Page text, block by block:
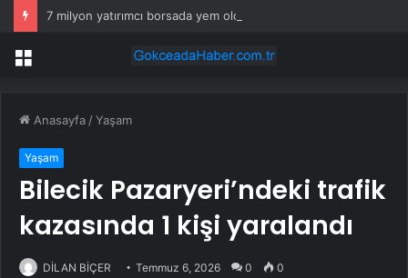
7 milyon yatırımcı borsada yem oldu
Menü
Anasayfa /Yaşam
Yaşam
Bilecik Pazaryeri’ndeki trafik
kazasında 1 kişi yaralandı
DİLAN BİÇER Temmuz 6, 2026 0 0